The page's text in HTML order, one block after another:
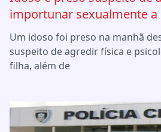
importunar sexualmente
Um idoso foi preso na manhã
suspeito de agredir física e
filha, além de